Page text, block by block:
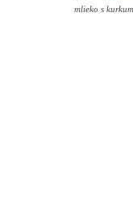
mlieko s